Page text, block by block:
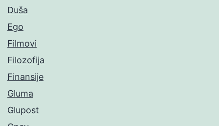
Duša
Ego
Filmovi
Filozofija
Finansije
Gluma
Glupost